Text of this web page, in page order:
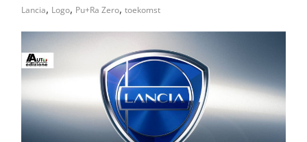
Lancia, Logo, Pu+Ra Zero, toekomst